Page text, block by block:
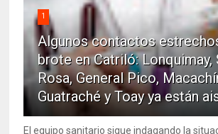
1
Algunos contactos
brote en Catriló: Lonquimay,
Rosa, General Pico,
Guatraché y Toay ya están
El equipo sanitario sigue indagando la